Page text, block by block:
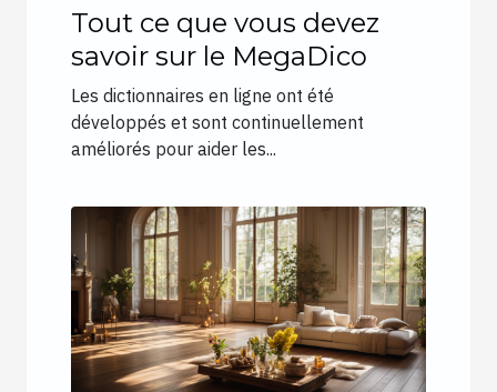
Tout ce que vous devez
savoir sur le MegaDico
Les dictionnaires en ligne ont été
développés et sont continuellement
améliorés pour aider les...